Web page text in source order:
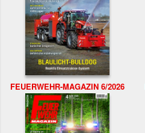
FEUERWEHR-MAGAZIN 6/2026